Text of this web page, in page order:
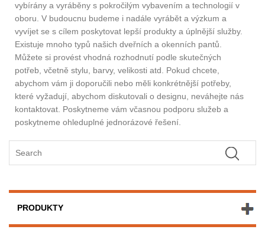
vybírány a vyráběny s pokročilým vybavením a technologií v
oboru. V budoucnu budeme i nadále vyrábět a výzkum a
vyvíjet se s cílem poskytovat lepší produkty a úplnější služby.
Existuje mnoho typů našich dveřních a okenních pantů.
Můžete si provést vhodná rozhodnutí podle skutečných
potřeb, včetně stylu, barvy, velikosti atd. Pokud chcete,
abychom vám ji doporučili nebo měli konkrétnější potřeby,
které vyžadují, abychom diskutovali o designu, neváhejte nás
kontaktovat. Poskytneme vám včasnou podporu služeb a
poskytneme ohleduplné jednorázové řešení.
PRODUKTY